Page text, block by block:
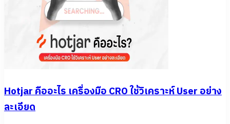
Hotjar คืออะไร เครื่องมือ CRO ใช้วิเคราะห์ User อย่าง
ละเอียด